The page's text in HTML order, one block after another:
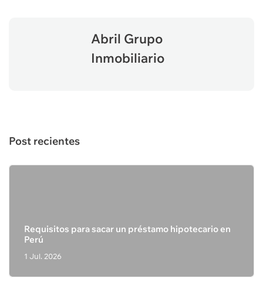
Abril Grupo
Inmobiliario
Post recientes
Requisitos para sacar un préstamo hipotecario en
Perú
1 Jul. 2026